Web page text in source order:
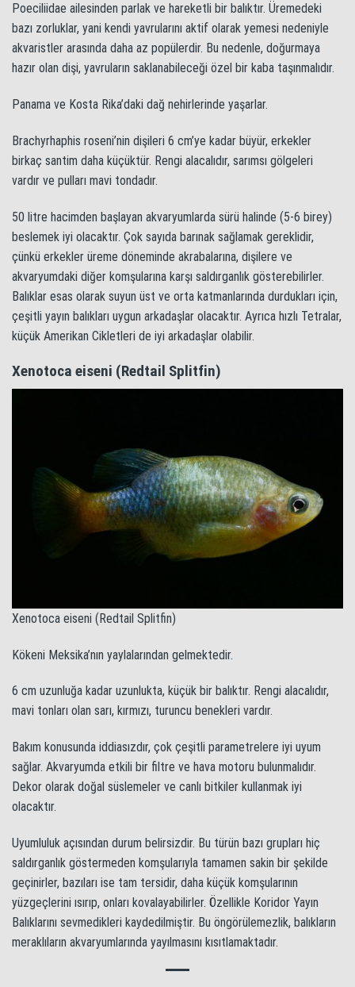
Poeciliidae ailesinden parlak ve hareketli bir balıktır. Üremedeki
bazı zorluklar, yani kendi yavrularını aktif olarak yemesi nedeniyle
akvaristler arasında daha az popülerdir. Bu nedenle, doğurmaya
hazır olan dişi, yavruların saklanabileceği özel bir kaba taşınmalıdır.
Panama ve Kosta Rika’daki dağ nehirlerinde yaşarlar.
Brachyrhaphis roseni’nin dişileri 6 cm’ye kadar büyür, erkekler
birkaç santim daha küçüktür. Rengi alacalıdır, sarımsı gölgeleri
vardır ve pulları mavi tondadır.
50 litre hacimden başlayan akvaryumlarda sürü halinde (5-6 birey)
beslemek iyi olacaktır. Çok sayıda barınak sağlamak gereklidir,
çünkü erkekler üreme döneminde akrabalarına, dişilere ve
akvaryumdaki diğer komşularına karşı saldırganlık gösterebilirler.
Balıklar esas olarak suyun üst ve orta katmanlarında durdukları için,
çeşitli yayın balıkları uygun arkadaşlar olacaktır. Ayrıca hızlı Tetralar,
küçük Amerikan Cikletleri de iyi arkadaşlar olabilir.
Xenotoca eiseni (Redtail Splitfin)
Xenotoca eiseni (Redtail Splitfin)
Kökeni Meksika’nın yaylalarından gelmektedir.
6 cm uzunluğa kadar uzunlukta, küçük bir balıktır. Rengi alacalıdır,
mavi tonları olan sarı, kırmızı, turuncu benekleri vardır.
Bakım konusunda iddiasızdır, çok çeşitli parametrelere iyi uyum
sağlar. Akvaryumda etkili bir filtre ve hava motoru bulunmalıdır.
Dekor olarak doğal süslemeler ve canlı bitkiler kullanmak iyi
olacaktır.
Uyumluluk açısından durum belirsizdir. Bu türün bazı grupları hiç
saldırganlık göstermeden komşularıyla tamamen sakin bir şekilde
geçinirler, bazıları ise tam tersidir, daha küçük komşularının
yüzgeçlerini ısırıp, onları kovalayabilirler. Özellikle Koridor Yayın
Balıklarını sevmedikleri kaydedilmiştir. Bu öngörülemezlik, balıkların
meraklıların akvaryumlarında yayılmasını kısıtlamaktadır.